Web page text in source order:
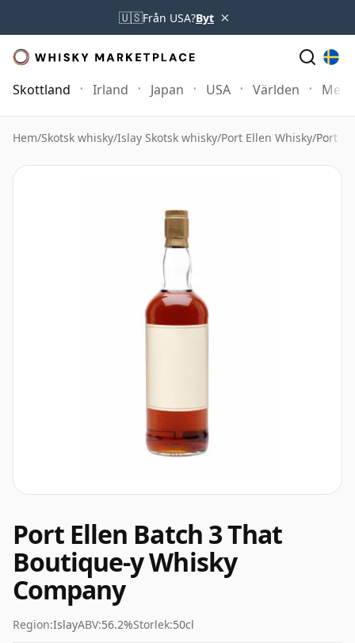
🇺🇸Från USA?Byt ×
Skottland Irland Japan USA Världen Mer
Hem/Skotsk whisky/Islay Skotsk whisky/Port Ellen Whisky/Port
Port Ellen Batch 3 That
Boutique-y Whisky
Company
Region:IslayABV:56.2%Storlek:50cl